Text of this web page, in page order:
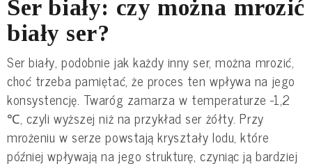
Ser biały: czy można mrozić
biały ser?
Ser biały, podobnie jak każdy inny ser, można mrozić,
choć trzeba pamiętać, że proces ten wpływa na jego
konsystencję. Twaróg zamarza w temperaturze -1,2
℃, czyli wyższej niż na przykład ser żółty. Przy
mrożeniu w serze powstają kryształy lodu, które
później wpływają na jego strukturę, czyniąc ją bardziej